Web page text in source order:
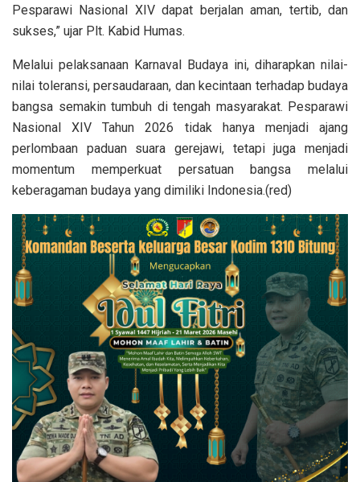
Pesparawi Nasional XIV dapat berjalan aman, tertib, dan
sukses,” ujar Plt. Kabid Humas.
Melalui pelaksanaan Karnaval Budaya ini, diharapkan nilai-
nilai toleransi, persaudaraan, dan kecintaan terhadap budaya
bangsa semakin tumbuh di tengah masyarakat. Pesparawi
Nasional XIV Tahun 2026 tidak hanya menjadi ajang
perlombaan paduan suara gerejawi, tetapi juga menjadi
momentum memperkuat persatuan bangsa melalui
keberagaman budaya yang dimiliki Indonesia.(red)